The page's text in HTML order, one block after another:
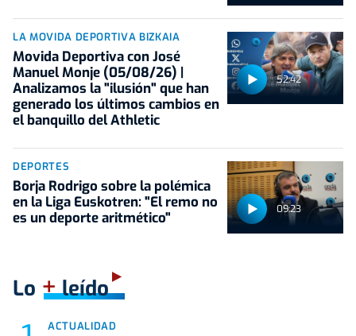
52:42
LA MOVIDA DEPORTIVA BIZKAIA
Movida Deportiva con José
Manuel Monje (05/08/26) |
Analizamos la "ilusión" que han
generado los últimos cambios en
el banquillo del Athletic
09:23
DEPORTES
Borja Rodrigo sobre la polémica
en la Liga Euskotren: "El remo no
es un deporte aritmético"
Lo +leído
ACTUALIDAD